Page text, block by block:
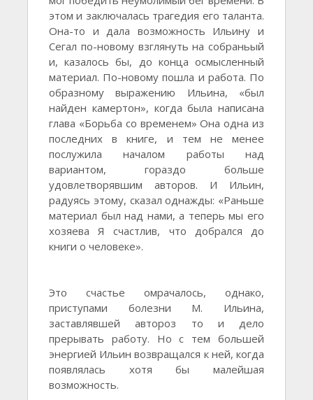
этом и заключалась трагедия его таланта.
Она-то и дала возможность Ильину и
Сегал по-новому взглянуть на собраньый
и, казалось бы, до конца осмысленный
материал. По-новому пошла и работа. По
образному выражению Ильина, «был
найден камертон», когда была написана
глава «Борьба со временем» Она одна из
последних в книге, и тем не менее
послужила началом работы над
вариантом, гораздо больше
удовлетворявшим авторов. И Ильин,
радуясь этому, сказал однажды: «Раньше
материал был над нами, а теперь мы его
хозяева Я счастлив, что добрался до
книги о человеке».
Это счастье омрачалось, однако,
приступами болезни М. Ильина,
заставлявшей автороз то и дело
прерывать работу. Но с тем большей
энергией Ильин возвращался к ней, когда
появлялась хотя бы малейшая
возможность.